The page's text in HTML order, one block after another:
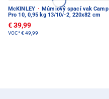
McKINLEY · Múmiový spací vak Camp
Pro 10, 0,95 kg 13/10/-2, 220x82 cm
€ 39,99
VOC*€ 49,99